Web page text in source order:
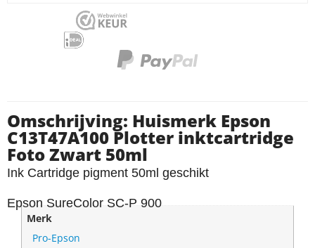
Omschrijving: Huismerk Epson
C13T47A100 Plotter inktcartridge
Foto Zwart 50ml
Ink Cartridge pigment 50ml geschikt
Epson SureColor SC-P 900
Merk
Pro-Epson